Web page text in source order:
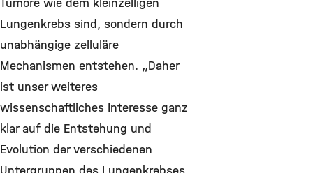
Lungenkrebs sind, sondern durch
unabhängige zelluläre
Mechanismen entstehen. „Daher
ist unser weiteres
wissenschaftliches Interesse ganz
klar auf die Entstehung und
Evolution der verschiedenen